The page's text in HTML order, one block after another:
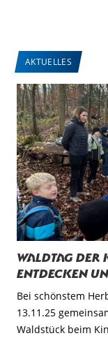
AKTUELLES
Waldtag der
Entdecken
Bei schönstem
13.11.25
Waldstück beim